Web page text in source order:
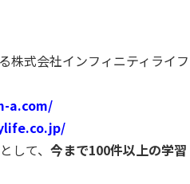
株式会社インフィニティライフ
a.com/
して、 今まで100件以上の学習